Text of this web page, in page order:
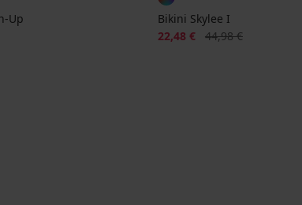
Up
prijs
Bikini Skylee I
Korting
22,48 € Oorspronkelijke prijs
44,98 €